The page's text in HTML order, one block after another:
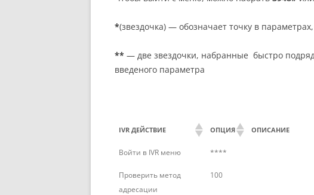
*(звездочка) — обозначает точку в
** — две звездочки, набранные быстро
введеного параметра
IVR ДЕЙСТВИЕ ОПЦИЯ ОПИСАНИЕ
Войти в IVR меню ****
Проверить метод
адресации
100